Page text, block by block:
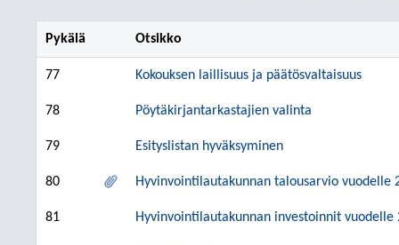
Pykälä Otsikko
77 Kokouksen laillisuus ja päätösvaltaisuus
78 Pöytäkirjantarkastajien valinta
79 Esityslistan hyväksyminen
80 Hyvinvointilautakunnan talousarvio vuodelle
81 Hyvinvointilautakunnan investoinnit vuodelle